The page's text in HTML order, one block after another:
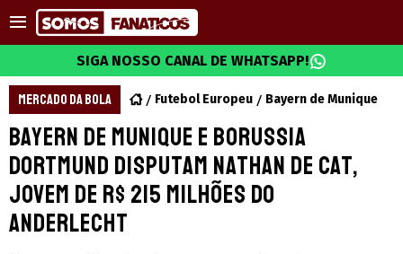
SIGA NOSSO CANAL DE WHATSAPP!
MERCADO DA BOLA Futebol Europeu Bayern de Munique
Bayern de Munique e Borussia
Dortmund disputam Nathan De Cat,
jovem de R$ 215 milhões do
Anderlecht